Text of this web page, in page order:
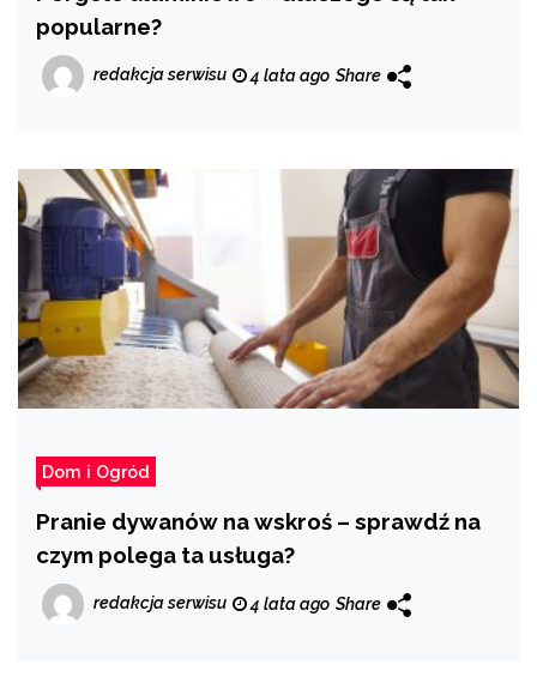
popularne?
redakcja serwisu 4 lata ago Share
Dom i Ogród
Pranie dywanów na wskroś – sprawdź na
czym polega ta usługa?
redakcja serwisu 4 lata ago Share